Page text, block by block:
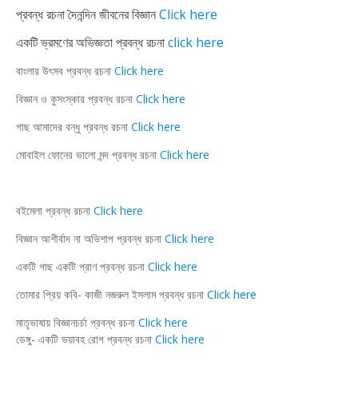
প্রবন্ধ রচনা দৈনন্দিন জীবনের বিজ্ঞানClick here
একটি ভ্রমণের অভিজ্ঞতা প্রবন্ধ রচনাclick here
বাংলার উৎসব প্রবন্ধ রচনা Click here
বিজ্ঞান ও কুসংস্কার প্রবন্ধ রচনা Click here
গাছ আমাদের বন্ধু প্রবন্ধ রচনা Click here
মোবাইল ফোনের ভালো মন্দ প্রবন্ধ রচনা Click here
বইমেলা প্রবন্ধ রচনা Click here
বিজ্ঞান আশীর্বাদ না অভিশাপ প্রবন্ধ রচনা Click here
একটি গাছ একটি প্রাণ প্রবন্ধ রচনা Click here
তোমার প্রিয় কবি- কাজী নজরুল ইসলাম প্রবন্ধ রচনা Click here
মাতৃভাষায় বিজ্ঞানচর্চা প্রবন্ধ রচনা Click here
ডেঙ্গু- একটি ভয়াবহ রোগ প্রবন্ধ রচনা Click here